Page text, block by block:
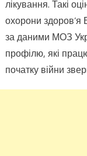
лікування. Такі
охорони здоров’я
за даними МОЗ
профілю, які
початку війни